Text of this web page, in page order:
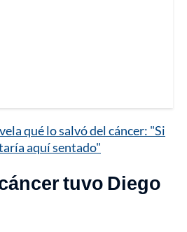
qué lo salvó del cáncer: "Si
aquí sentado"
tuvo Diego